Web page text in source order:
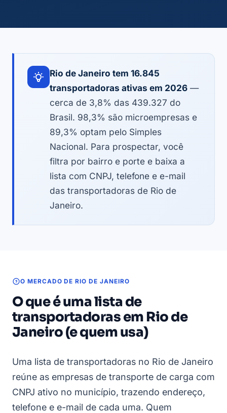
Rio de Janeiro tem 16.845
transportadoras ativas em 2026 —
cerca de 3,8% das 439.327 do
Brasil. 98,3% são microempresas e
89,3% optam pelo Simples
Nacional. Para prospectar, você
filtra por bairro e porte e baixa a
lista com CNPJ, telefone e e-mail
das transportadoras de Rio de
Janeiro.
O MERCADO DE RIO DE JANEIRO
O que é uma lista de
transportadoras em Rio de
Janeiro (e quem usa)
Uma lista de transportadoras no Rio de Janeiro
reúne as empresas de transporte de carga com
CNPJ ativo no município, trazendo endereço,
telefone e e-mail de cada uma. Quem